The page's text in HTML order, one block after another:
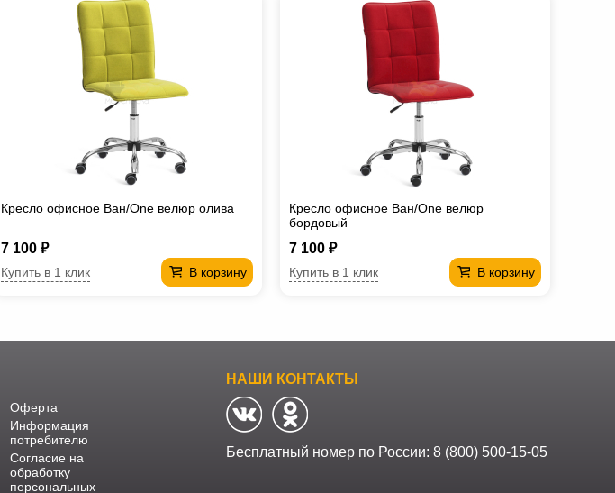
Кресло офисное Ван/One велюр олива
7 100 ₽
В корзину
Купить в 1 клик
Кресло офисное Ван/One велюр
бордовый
7 100 ₽
В корзину
Купить в 1 клик
Оферта
Информация
потребителю
Согласие на
обработку
персональных
НАШИ КОНТАКТЫ
Бесплатный номер по России: 8 (800) 500-15-05